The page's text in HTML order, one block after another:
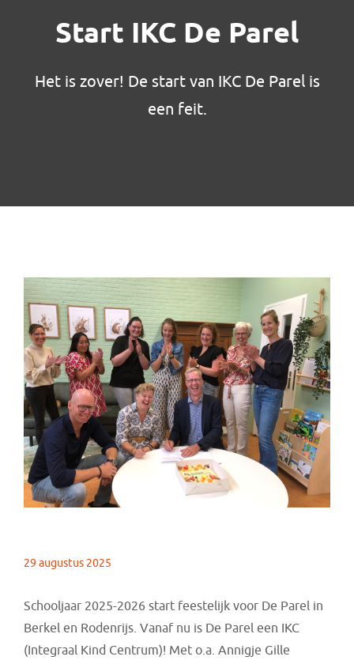
Start IKC De Parel
Het is zover! De start van IKC De Parel is
een feit.
29 augustus 2025
Schooljaar 2025-2026 start feestelijk voor De Parel in
Berkel en Rodenrijs. Vanaf nu is De Parel een IKC
(Integraal Kind Centrum)! Met o.a. Annigje Gille